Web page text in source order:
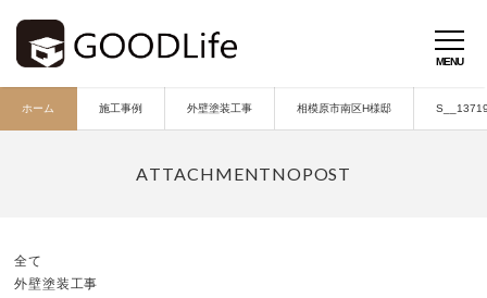
ホーム 施工事例 外壁塗装工事 相模原市南区H様邸
全て
外壁塗装工事